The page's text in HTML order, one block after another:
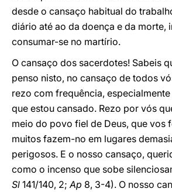
desde o cansaço habitual do
diário até ao da doença e da morte,
consumar-se no martírio.
O cansaço dos sacerdotes! Sabeis
penso nisto, no cansaço de todos
rezo com frequência,
que estou cansado. Rezo por vós
meio do povo fiel de Deus, que vos
muitos fazem-no em lugares
perigosos. E o nosso cansaço,
como o incenso que sobe
Sl 141/140, 2;Ap 8, 3-4). O nosso